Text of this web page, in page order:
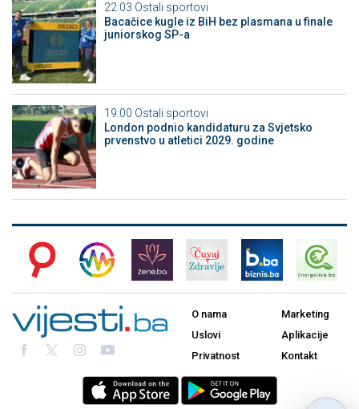
22:03 Ostali sportovi
Bacačice kugle iz BiH bez plasmana u finale
juniorskog SP-a
19:00 Ostali sportovi
London podnio kandidaturu za Svjetsko
prvenstvo u atletici 2029. godine
O nama
Uslovi
Privatnost
Marketing
Aplikacije
Kontakt